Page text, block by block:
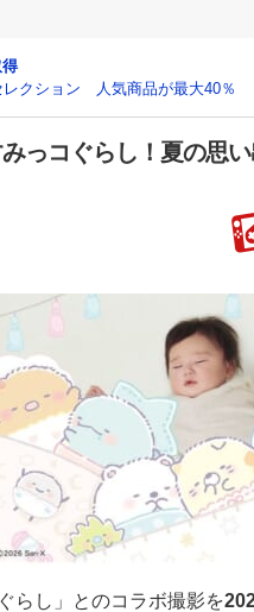
レクション 人気商品が最大40％
っコぐらし！夏の思
らし」とのコラボ撮影を